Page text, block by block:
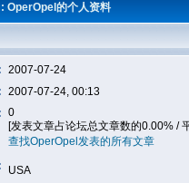
OperOpel的个人资料
2007-07-24
2007-07-24, 00:13
0
[发表文章占论坛总文章数的0.00% /
查找OperOpel发表的所有文章
USA